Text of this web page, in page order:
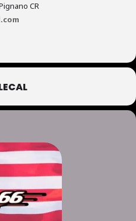
CR